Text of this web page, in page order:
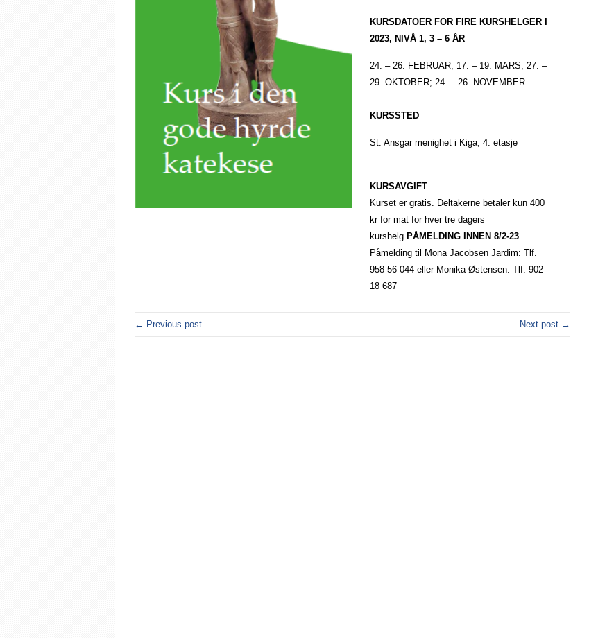
KURSDATOER FOR FIRE KURSHELGER I
2023, NIVÅ 1, 3 – 6 ÅR
24. – 26. FEBRUAR; 17. – 19. MARS; 27. –
29. OKTOBER; 24. – 26. NOVEMBER
KURSSTED
St. Ansgar menighet i Kiga, 4. etasje
KURSAVGIFT
Kurset er gratis. Deltakerne betaler kun 400
kr for mat for hver tre dagers
kurshelg. PÅMELDING INNEN 8/2-23
Påmelding til Mona Jacobsen Jardim: Tlf.
958 56 044 eller Monika Østensen: Tlf. 902
18 687
← Previous post Next post →